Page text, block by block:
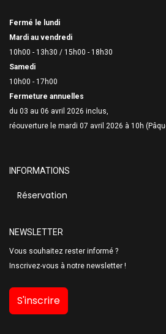
Fermé le lundi
Mardi au vendredi
10h00 - 13h30 / 15h00 - 18h30
Samedi
10h00 - 17h00
Fermeture annuelles
du 03 au 06 avril 2026 inclus,
réouverture le mardi 07 avril 2026 à 10h
INFORMATIONS
Réservation
NEWSLETTER
Vous souhaitez rester informé ?
Inscrivez-vous à notre newsletter !
S'inscrire